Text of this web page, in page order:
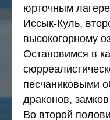
юрточным
Иссык-Куль,
высокогорному
Остановимся в
песчаниковыми
драконов,
Во второй